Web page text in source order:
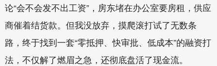
论“会不会发不出工资”，房东堵在办公室要房租，供应
商催着结货款。但我没放弃，摸爬滚打试了无数条
路，终于找到一套“零抵押、快审批、低成本”的融资打
法，不仅解了燃眉之急，还彻底盘活了现金流。